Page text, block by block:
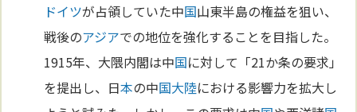
ドイツが占領していた中国山東半島の権益を狙い、
戦後のアジアでの地位を強化することを目指した。
1915年、大隈内閣は中国に対して「21か条の要求」
を提出し、日本の中国大陸における影響力を拡大し